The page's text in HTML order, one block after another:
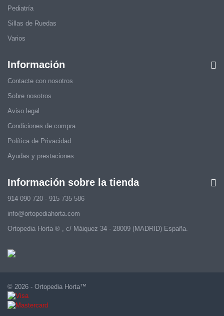
Pediatría
Sillas de Ruedas
Varios
Información
Contacte con nosotros
Sobre nosotros
Aviso legal
Condiciones de compra
Política de Privacidad
Ayudas y prestaciones
Información sobre la tienda
914 090 720 - 915 735 586
info@ortopediahorta.com
Ortopedia Horta ® , c/ Máiquez 34 - 28009 (MADRID) España.
© 2026 - Ortopedia Horta™